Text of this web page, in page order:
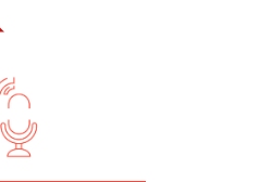
y Valor del
con el
necesidades
relacionadas
la Experiencia de